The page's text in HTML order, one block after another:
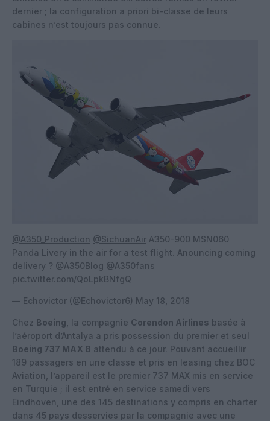
dernier ; la configuration a priori bi-classe de leurs
cabines n’est toujours pas connue.
@A350_Production @SichuanAir A350-900 MSN060
Panda Livery in the air for a test flight. Anouncing coming
delivery ? @A350Blog @A350fans
pic.twitter.com/QoLpkBNfgQ
— Echovictor (@Echovictor6) May 18, 2018
Chez Boeing , la compagnie Corendon Airlines basée à
l’aéroport d’Antalya a pris possession du premier et seul
Boeing 737 MAX 8 attendu à ce jour. Pouvant accueillir
189 passagers en une classe et pris en leasing chez BOC
Aviation, l’appareil est le premier 737 MAX mis en service
en Turquie ; il est entré en service samedi vers
Eindhoven, une des 145 destinations y compris en charter
dans 45 pays desservies par la compagnie avec une